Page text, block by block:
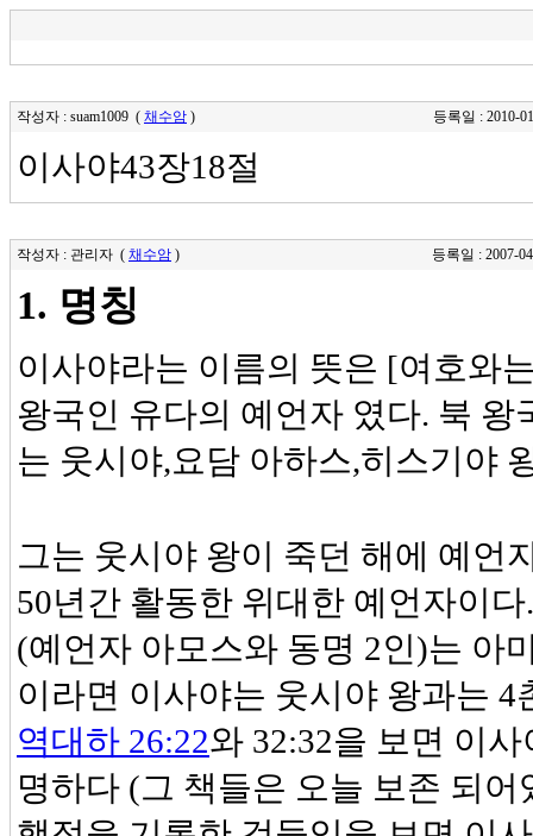
작성자 : suam1009 ( 채수암 ) 등록일 : 2010-
이사야43장18절
작성자 : 관리자 ( 채수암 ) 등록일 : 2007-
1. 명칭
이사야라는 이름의 뜻은 [여호와
왕국인 유다의 예언자 였다. 북
는 웃시야,요담 아하스,히스기야
그는 웃시야 왕이 죽던 해에 예언
50년간 활동한 위대한 예언자이
(예언자 아모스와 동명 2인)는 아
이라면 이사야는 웃시야 왕과는
역대하 26:22와 32:32을 보면 이
명하다 (그 책들은 오늘 보존 되